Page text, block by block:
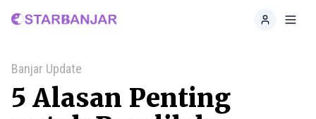
Home
Banjar Update
5 Alasan Penting